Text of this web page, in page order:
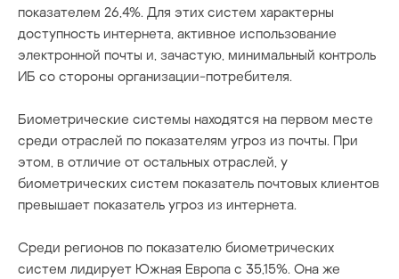
показателем 26,4%. Для этих систем характерны
доступность интернета, активное использование
электронной почты и, зачастую, минимальный контроль
ИБ со стороны организации-потребителя.
Биометрические системы находятся на первом месте
среди отраслей по показателям угроз из почты. При
этом, в отличие от остальных отраслей, у
биометрических систем показатель почтовых клиентов
превышает показатель угроз из интернета.
Среди регионов по показателю биометрических
систем лидирует Южная Европа с 35,15%. Она же